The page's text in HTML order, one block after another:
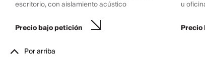
escritorio, con aislamiento acústico
Precio bajo petición
u
Por arriba